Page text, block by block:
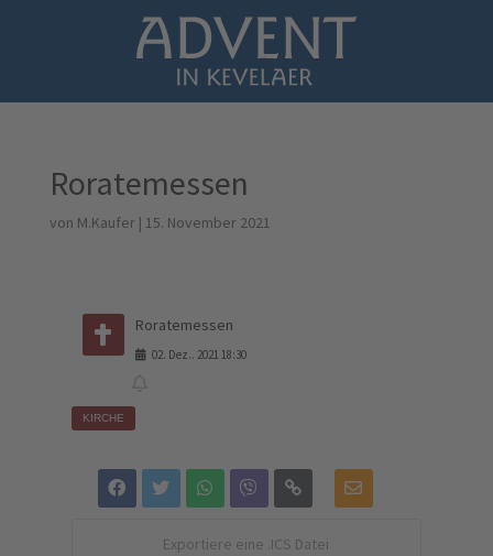
Roratemessen
von M.Kaufer | 15. November 2021
Roratemessen
02. Dez.. 2021 18:30
KIRCHE
Exportiere eine .ICS Datei